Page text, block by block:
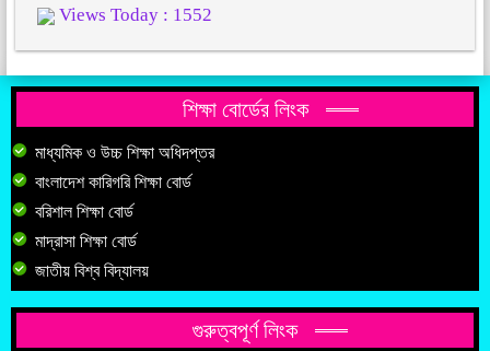
Views Today : 1552
শিক্ষা বোর্ডের লিংক
মাধ্যমিক ও উচ্চ শিক্ষা অধিদপ্তর
বাংলাদেশ কারিগরি শিক্ষা বোর্ড
বরিশাল শিক্ষা বোর্ড
মাদ্রাসা শিক্ষা বোর্ড
জাতীয় বিশ্ব বিদ্যালয়
গুরুত্বপূর্ণ লিংক